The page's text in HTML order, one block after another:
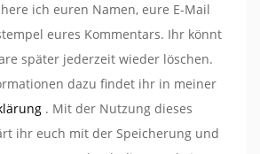
ich euren Namen, eure E-Mail
eures Kommentars. Ihr könnt
später jederzeit wieder löschen.
dazu findet ihr in meiner
. Mit der Nutzung dieses
ihr euch mit der Speicherung und